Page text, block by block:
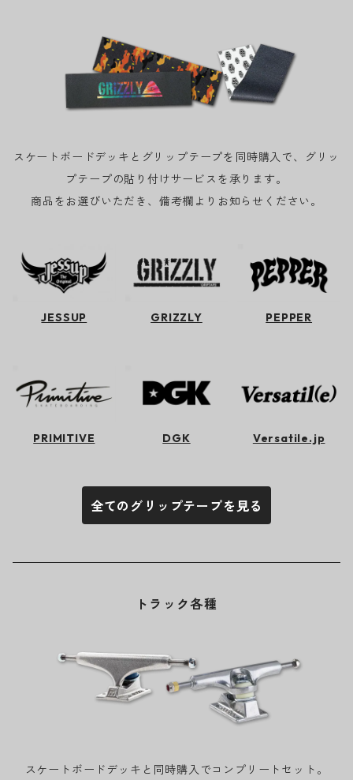
スケートボードデッキとグリップテープを同時購入で、グリッ
プテープの貼り付けサービスを承ります。
商品をお選びいただき、備考欄よりお知らせください。
JESSUP GRIZZLY PEPPER
PRIMITIVE DGK Versatile.jp
全てのグリップテープを見る
トラック各種
スケートボードデッキと同時購入でコンプリートセット。